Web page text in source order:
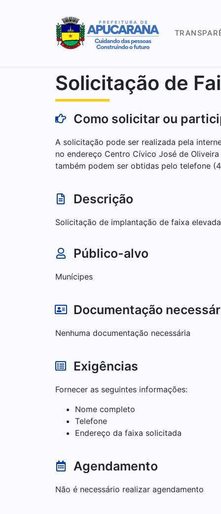
Solicitação de
Como solicitar ou
A solicitação pode ser realizada pela
no endereço Centro Cívico José de
também podem ser obtidas pelo telefone
Descrição
Solicitação de implantação de faixa
Público-alvo
Munícipes
Documentação
Nenhuma documentação necessária
Exigências
Fornecer as seguintes informações:
Nome completo
Telefone
Endereço da faixa solicitada
Agendamento
Não é necessário realizar agendamento